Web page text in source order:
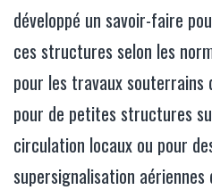
développé un savoir-faire
ces structures selon les
pour les travaux souterrains
pour de petites structures
circulation locaux ou pour
supersignalisation